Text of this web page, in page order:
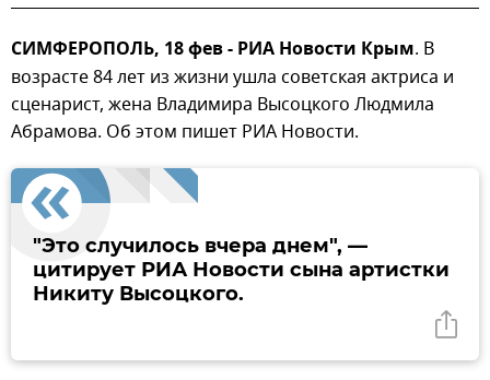
СИМФЕРОПОЛЬ, 18 фев - РИА Новости Крым. В
возрасте 84 лет из жизни ушла советская актриса и
сценарист, жена Владимира Высоцкого Людмила
Абрамова. Об этом пишет РИА Новости.
"Это случилось вчера днем", —
цитирует РИА Новости сына артистки
Никиту Высоцкого.